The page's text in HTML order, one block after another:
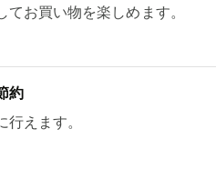
お買い物を楽しめます。
約
えます。